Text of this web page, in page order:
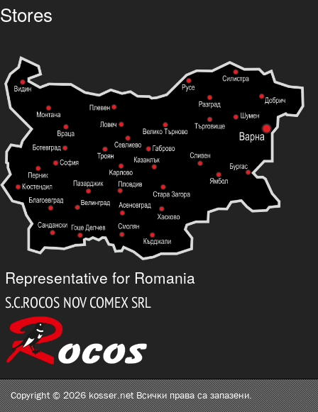
Stores
Representative for Romania
Copyright © 2026 kosser.net Всички права са запазени.